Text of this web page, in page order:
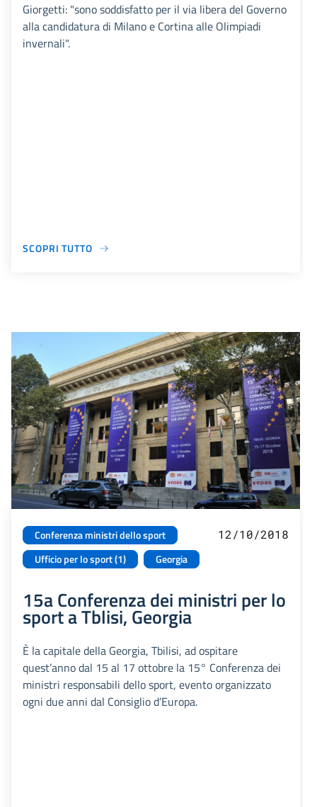
Giorgetti: "sono soddisfatto per il via libera del Governo
alla candidatura di Milano e Cortina alle Olimpiadi
invernali".
SCOPRI TUTTO
Conferenza ministri dello sport
Ufficio per lo sport (1)
Georgia
12/10/2018
15a Conferenza dei ministri per lo
sport a Tblisi, Georgia
È la capitale della Georgia, Tbilisi, ad ospitare
quest’anno dal 15 al 17 ottobre la 15° Conferenza dei
ministri responsabili dello sport, evento organizzato
ogni due anni dal Consiglio d’Europa.